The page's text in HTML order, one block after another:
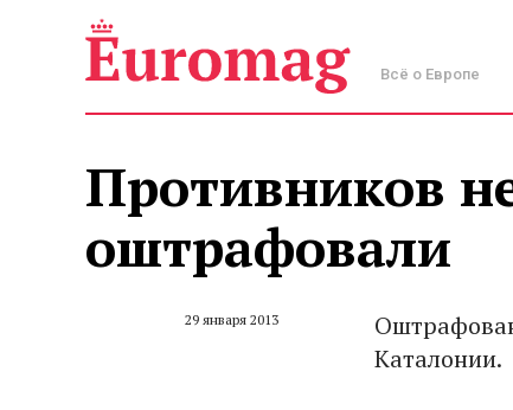
Всё о Европе
Противников
оштрафовали
29 января 2013
Каталонии.